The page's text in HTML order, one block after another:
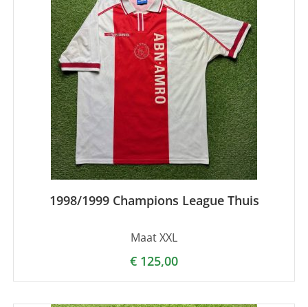
1998/1999 Champions League Thuis
Maat XXL
€ 125,00